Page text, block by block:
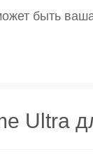
Ultra